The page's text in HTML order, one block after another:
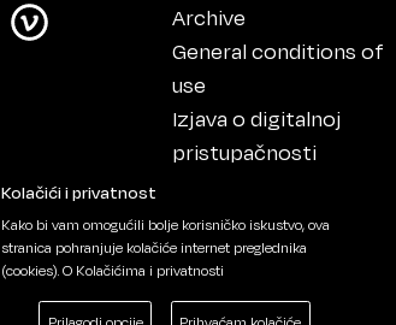
Archive
General conditions of
use
Izjava o digitalnoj
pristupačnosti
Kolačići i privatnost
Kako bi vam omogućili bolje korisničko iskustvo, ova
stranica pohranjuje kolačiće internet preglednika
(cookies).O Kolačićima i privatnosti